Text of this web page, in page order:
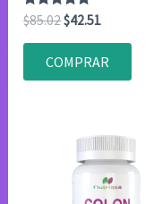
Valorado
con
4.80
$85.02El
original
era:
$42.51El
actual
es:
COMPRAR